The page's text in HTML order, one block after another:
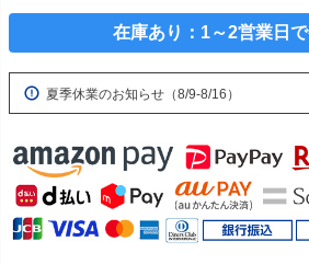
在庫あり：1～2営業日
夏季休業のお知らせ（8/9-8/16）